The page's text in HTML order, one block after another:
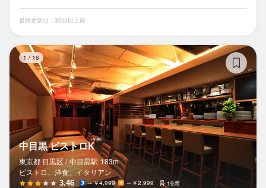
最終更新日：30日以上前
1 / 16
中目黒 ビストロK
東京都 目黒区 / 中目黒駅 183m
ビストロ、洋食、イタリアン
3.46 ～￥4,999 ～￥2,999 19席